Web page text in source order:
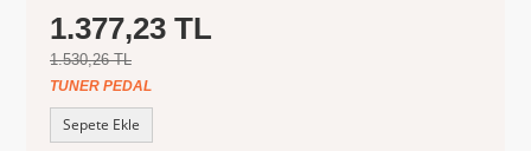
1.377,23 TL
1.530,26 TL
TUNER PEDAL
Sepete Ekle